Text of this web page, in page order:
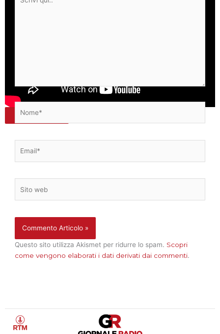
Salva
qui..
Nome*
web
Questo sito utilizza Akismet per ridurre lo spam. Scopri
come vengono elaborati i dati derivati dai commenti.